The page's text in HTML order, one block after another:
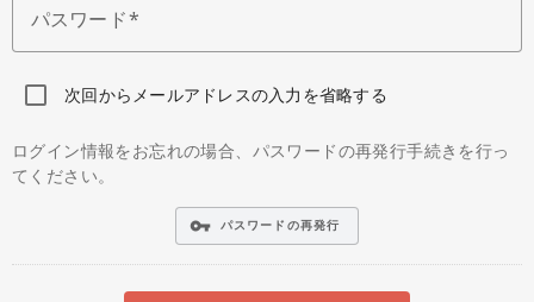
パスワード
次回からメールアドレスの入力を省略する
ログイン情報をお忘れの場合、パスワードの再発行手続きを行っ
てください。
vpn_key パスワードの再発行